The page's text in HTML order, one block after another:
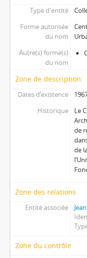
Type d'entité
Forme autorisée
du nom
Autre(s) forme(s)
du nom
Zone de description
Dates d’existence
Historique
Le
de
de
Zone des relations
Entité associée
Zone du contrôle